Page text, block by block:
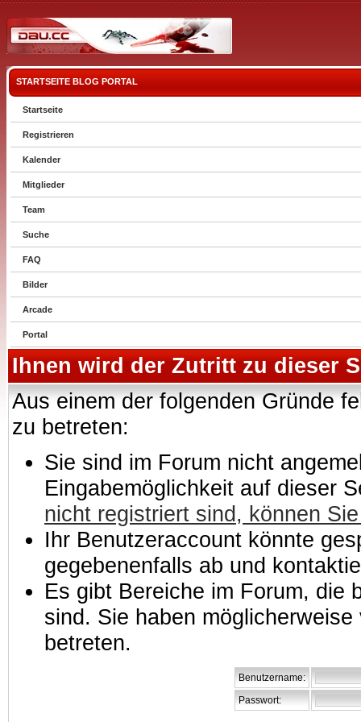
STARTSEITE BLOG PORTAL
Startseite
Registrieren
Kalender
Mitglieder
Team
Suche
FAQ
Bilder
Arcade
Portal
Ihnen wird der Zutritt zu dieser
Aus einem der folgenden Gründe
zu betreten:
Sie sind im Forum nicht
Eingabemöglichkeit auf dieser
nicht registriert sind, können
Ihr Benutzeraccount könnte
gegebenenfalls ab und
Es gibt Bereiche im Forum, die
sind. Sie haben
betreten.
Benutzername:
Passwort: